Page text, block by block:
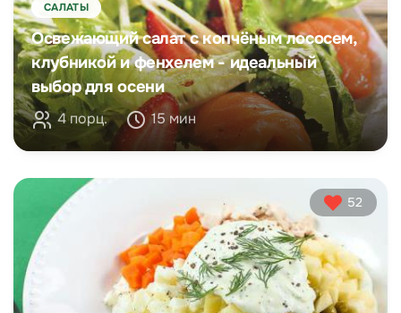
САЛАТЫ
Освежающий салат с копчёным лососем,
клубникой и фенхелем - идеальный
выбор для осени
4 порц. 15 мин
52